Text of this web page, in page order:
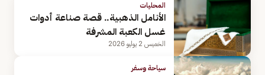
المحليات
الأنامل الذهبية.. قصة صناعة أدوات
غسل الكعبة المشرفة
الخميس 2 يوليو 2026
سياحة وسفر